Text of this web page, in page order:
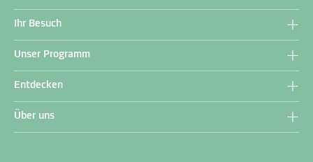
Ihr Besuch
Unser Programm
Entdecken
Über uns